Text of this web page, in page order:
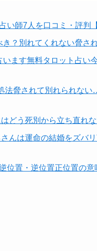
師7人を口コミ・評判
？別れてくれない脅さ
ます無料タロット占い
法脅されて別れられな
どう死別から立ち直れ
んは運命の結婚をズバ
位置・逆位置正位置の意